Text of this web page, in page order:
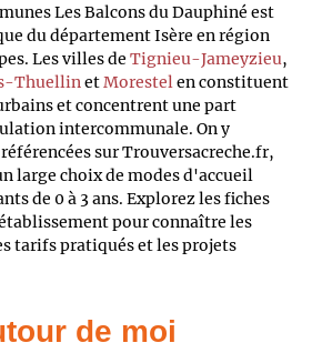
Les Balcons du Dauphiné est
du département Isère en région
Les villes de Tignieu-Jameyzieu,
ThuellinetMorestelen constituent
et concentrent une part
intercommunale. On y
sur Trouversacreche.fr,
large choix de modes d'accueil
de 0 à 3 ans. Explorez les fiches
pour connaître les
tarifs pratiqués et les projets
de moi